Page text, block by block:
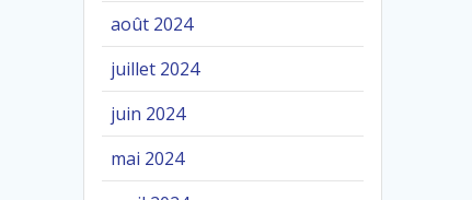
août 2024
juillet 2024
juin 2024
mai 2024